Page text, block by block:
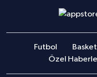
Futbol
Özel